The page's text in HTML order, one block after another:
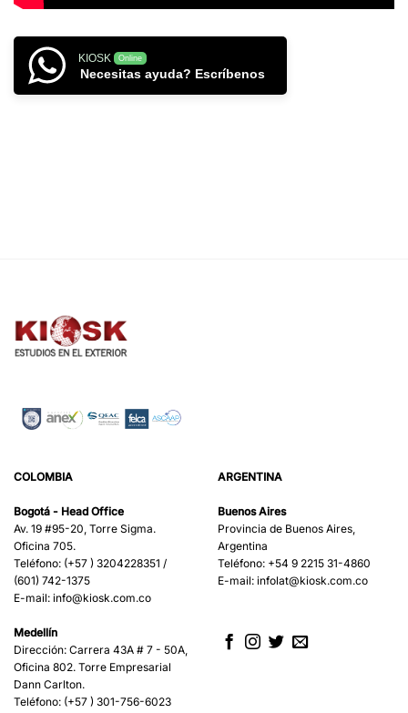
KIOSK Online
Necesitas ayuda? Escríbenos
COLOMBIA
Bogotá - Head Office
Av. 19 #95-20, Torre Sigma.
Oficina 705.
Teléfono: (+57 ) 3204228351 /
(601) 742-1375
E-mail: info@kiosk.com.co
Medellín
Dirección: Carrera 43A # 7 - 50A,
Oficina 802. Torre Empresarial
Dann Carlton.
Teléfono: (+57 ) 301-756-6023
ARGENTINA
Buenos Aires
Provincia de Buenos Aires,
Argentina
Teléfono: +54 9 2215 31-4860
E-mail: infolat@kiosk.com.co